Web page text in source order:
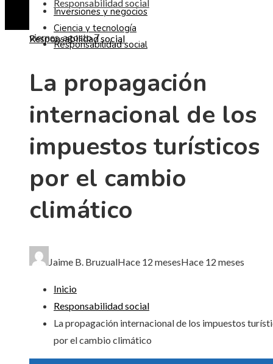
Responsabilidad social
viernes, agosto 7
Inversiones y negocios
Ciencia y tecnología
Responsabilidad social
Responsabilidad social
La propagación
internacional de los
impuestos turísticos
por el cambio
climático
Jaime B. BruzualHace 12 mesesHace 12 meses
Inicio
Responsabilidad social
La propagación internacional de los impuestos
por el cambio climático